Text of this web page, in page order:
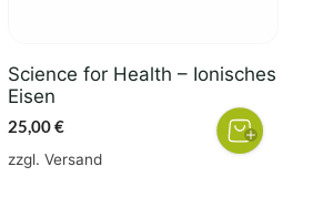
Science for Health – Ionisches
Eisen
25,00€
zzgl. Versand